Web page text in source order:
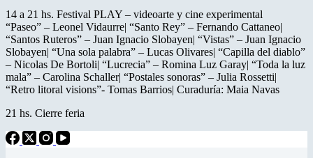
14 a 21 hs. Festival PLAY – videoarte y cine experimental
“Paseo” – Leonel Vidaurre| “Santo Rey” – Fernando Cattaneo|
“Santos Ruteros” – Juan Ignacio Slobayen| “Vistas” – Juan Ignacio
Slobayen| “Una sola palabra” – Lucas Olivares| “Capilla del diablo”
– Nicolas De Bortoli| “Lucrecia” – Romina Luz Garay| “Toda la luz
mala” – Carolina Schaller| “Postales sonoras” – Julia Rossetti|
“Retro litoral visions”- Tomas Barrios| Curaduría: Maia Navas
21 hs. Cierre feria